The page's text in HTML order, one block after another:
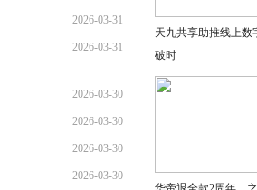
2026-03-31
2026-03-31
2026-03-30
2026-03-30
2026-03-30
2026-03-30
天九共享助推线上数
破时